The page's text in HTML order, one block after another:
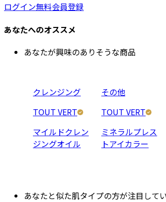
ログイン無料会員登録
あなたへのオススメ
あなたが興味のありそうな商品
クレンジング
TOUT VERT
マイルドクレン
ジングオイル
その他
TOUT VERT
ミネラルプレス
トアイカラー
あなたと似た肌タイプの方が注目して